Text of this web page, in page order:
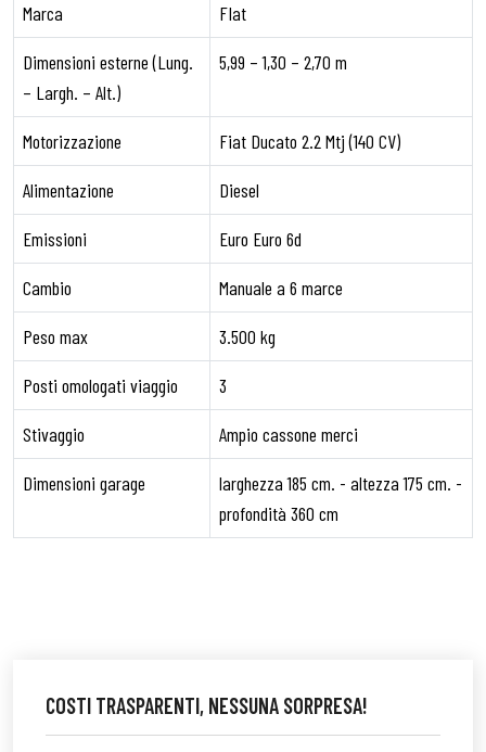
Marca FIat
Dimensioni esterne (Lung.
– Largh. – Alt.)
5,99 – 1,30 – 2,70 m
Motorizzazione Fiat Ducato 2.2 Mtj (140 CV)
Alimentazione Diesel
Emissioni Euro Euro 6d
Cambio Manuale a 6 marce
Peso max 3.500 kg
Posti omologati viaggio 3
Stivaggio Ampio cassone merci
Dimensioni garage
larghezza 185 cm. - altezza 175 cm. -
profondità 360 cm
COSTI TRASPARENTI, NESSUNA SORPRESA!